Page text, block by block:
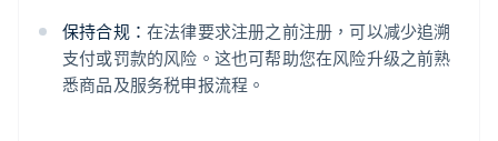
保持合规： 在法律要求注册之前注册，可以减少追溯
支付或罚款的风险。这也可帮助您在风险升级之前熟
悉商品及服务税申报流程。